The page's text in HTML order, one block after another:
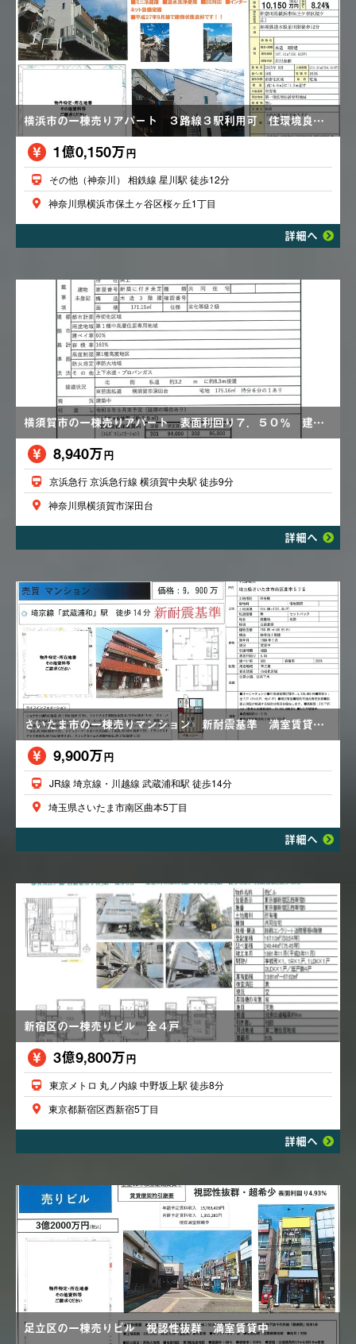
横浜市の一棟売りアパート ３路線３駅利用可 住環境良好 全室ロフト付き 利回り８．２４％
1億0,150万円
その他（神奈川） 相鉄線 星川駅 徒歩12分
神奈川県横浜市保土ヶ谷区桜ヶ丘1丁目
詳細へ
横須賀市の一棟売りアパート 表面利回り７．５０％ 建築中 オートロック エアコン１台 価格変更あり9,310万円→8,940万円
8,940万円
京浜急行 京浜急行線 横須賀中央駅 徒歩9分
神奈川県横須賀市深田台
詳細へ
さいたま市の一棟売りマンション 新耐震基準 満室賃貸中
9,900万円
JR線 埼京線・川越線 武蔵浦和駅 徒歩14分
埼玉県さいたま市南区曲本5丁目
詳細へ
新宿区の一棟売りビル 全４戸
3億9,800万円
東京メトロ 丸ノ内線 中野坂上駅 徒歩8分
東京都新宿区西新宿5丁目
詳細へ
足立区の一棟売りビル 視認性抜群 満室賃貸中